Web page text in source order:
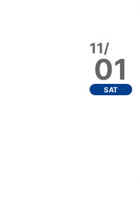
11/
01
SAT